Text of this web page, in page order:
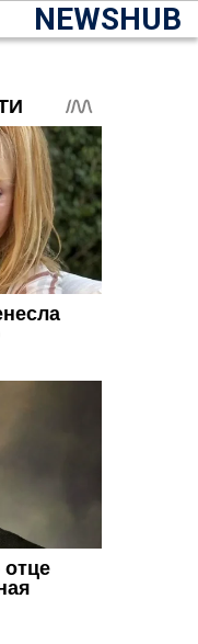
NEWSHUB